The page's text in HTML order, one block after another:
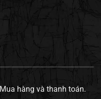
Mua hàng và thanh toán.